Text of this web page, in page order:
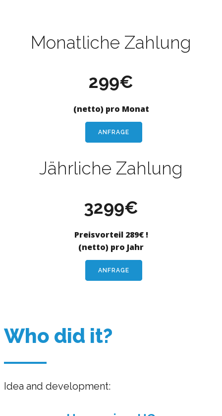
Monatliche Zahlung
299€
(netto) pro Monat
ANFRAGE
Jährliche Zahlung
3299€
Preisvorteil 289€ !
(netto) pro Jahr
ANFRAGE
Who did it?
Idea and development: